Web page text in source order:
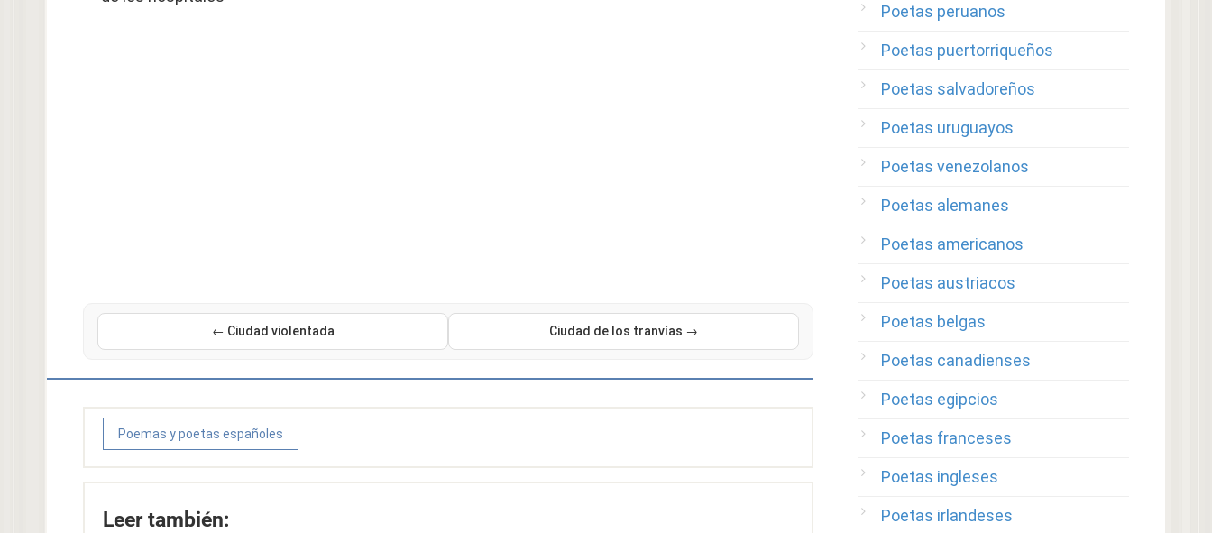
← Ciudad violentada Ciudad de los tranvías →
Poemas y poetas españoles
Leer también:
Poetas peruanos
Poetas puertorriqueños
Poetas salvadoreños
Poetas uruguayos
Poetas venezolanos
Poetas alemanes
Poetas americanos
Poetas austriacos
Poetas belgas
Poetas canadienses
Poetas egipcios
Poetas franceses
Poetas ingleses
Poetas irlandeses